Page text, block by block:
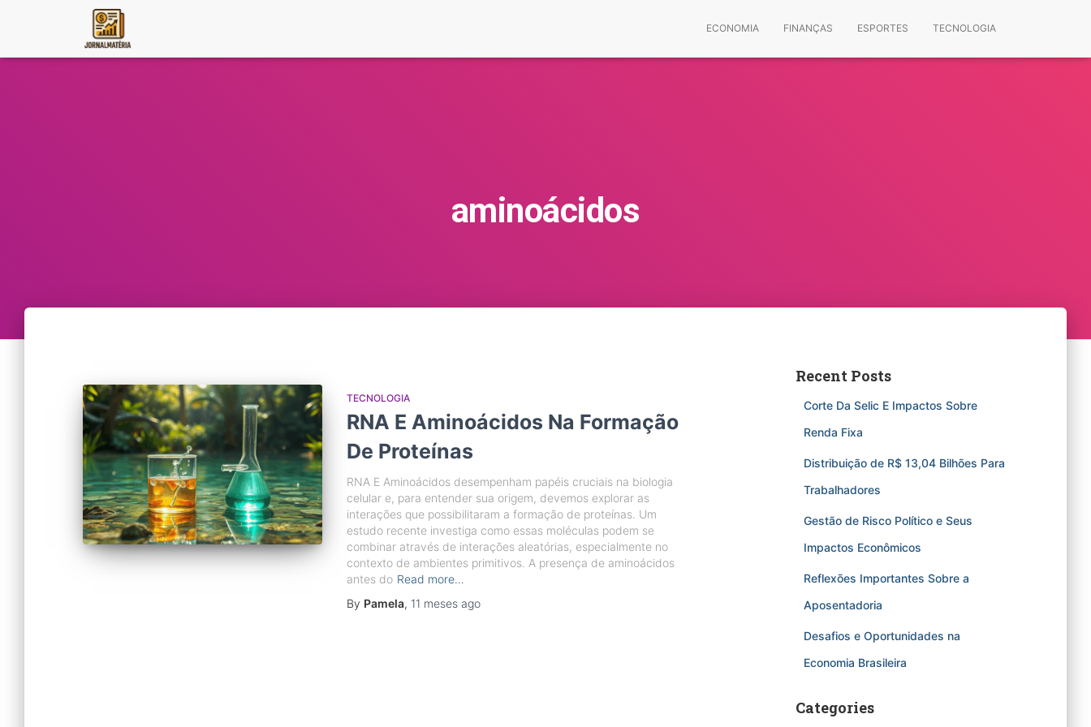
ECONOMIA FINANÇAS ESPORTES TECNOLOGIA
aminoácidos
TECNOLOGIA
RNA E Aminoácidos Na Formação
De Proteínas
RNA E Aminoácidos desempenham papéis cruciais na biologia
celular e, para entender sua origem, devemos explorar as
interações que possibilitaram a formação de proteínas. Um
estudo recente investiga como essas moléculas podem se
combinar através de interações aleatórias, especialmente no
contexto de ambientes primitivos. A presença de aminoácidos
antes do Read more…
By Pamela, 11 meses ago
Recent Posts
Corte Da Selic E Impactos Sobre
Renda Fixa
Distribuição de R$ 13,04 Bilhões Para
Trabalhadores
Gestão de Risco Político e Seus
Impactos Econômicos
Reflexões Importantes Sobre a
Aposentadoria
Desafios e Oportunidades na
Economia Brasileira
Categories